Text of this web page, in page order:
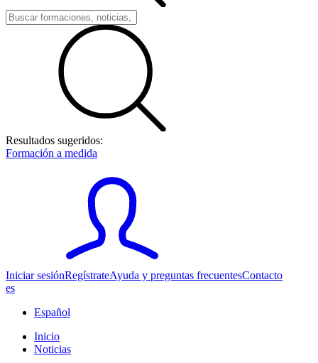
Resultados sugeridos:
Formación a medida
Iniciar sesiónRegístrateAyuda y preguntas frecuentesContacto
es
Español
Inicio
Noticias